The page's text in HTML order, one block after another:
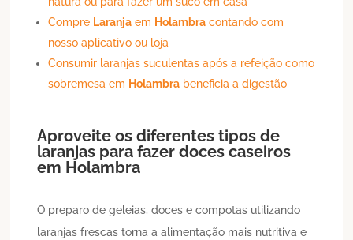
Compre Laranja em Holambra contando com
nosso aplicativo ou loja
Consumir laranjas suculentas após a refeição como
sobremesa em Holambra beneficia a digestão
Aproveite os diferentes tipos de
laranjas para fazer doces caseiros
em Holambra
O preparo de geleias, doces e compotas utilizando
laranjas frescas torna a alimentação mais nutritiva e